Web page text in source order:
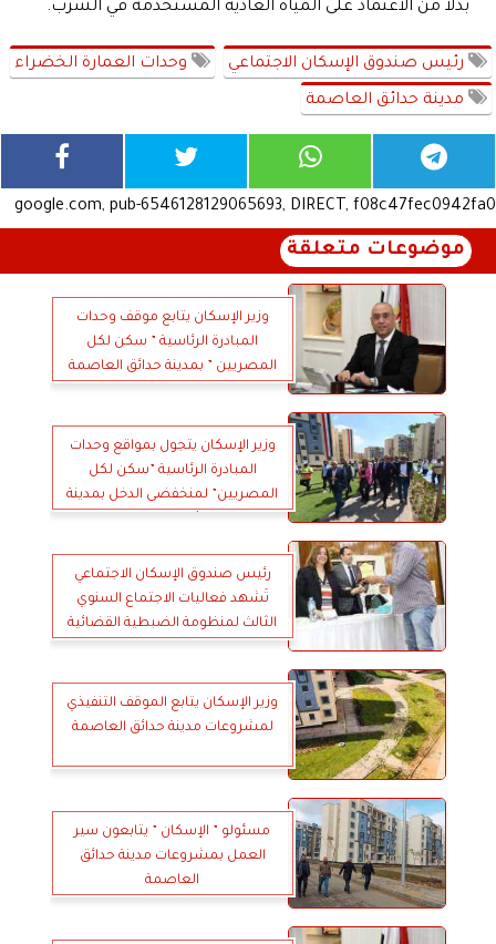
بدلا من الاعتماد على المياه العادية المستخدمة في الشرب.
رئيس صندوق الإسكان الاجتماعي وحدات العمارة الخضراء
مدينة حدائق العاصمة
google.com, pub-6546128129065693, DIRECT, f08c47fec0942fa0
موضوعات متعلقة
وزير الإسكان يتابع موقف وحدات
المبادرة الرئاسية ” سكن لكل
المصريين ” بمدينة حدائق العاصمة
وزير الإسكان يتجول بمواقع وحدات
المبادرة الرئاسية ”سكن لكل
المصريين” لمنخفضى الدخل بمدينة
رئيس صندوق الإسكان الاجتماعي
تَشهد فعاليات الاجتماع السنوي
الثالث لمنظومة الضبطية القضائية
وزير الإسكان يتابع الموقف التنفيذي
لمشروعات مدينة حدائق العاصمة
مسئولو ” الإسكان ” يتابعون سير
العمل بمشروعات مدينة حدائق
العاصمة